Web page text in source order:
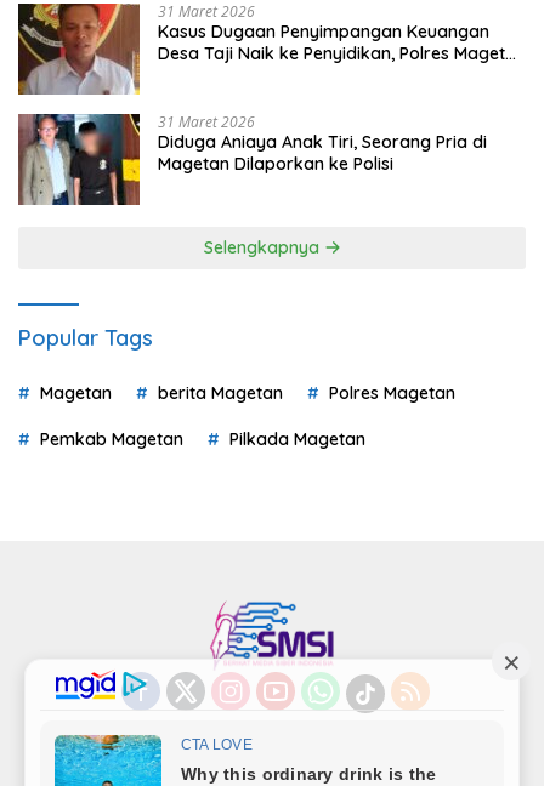
31 Maret 2026
Kasus Dugaan Penyimpangan Keuangan
Desa Taji Naik ke Penyidikan, Polres Magetan
31 Maret 2026
Diduga Aniaya Anak Tiri, Seorang Pria di
Magetan Dilaporkan ke Polisi
Selengkapnya
Popular Tags
Magetan berita Magetan Polres Magetan
Pemkab Magetan Pilkada Magetan
Indeks Kode Etik Privacy Policy
Redaksi